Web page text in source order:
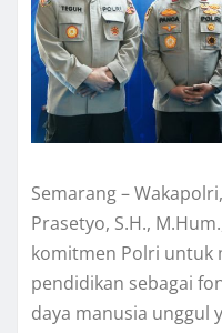
Semarang –
Prasetyo, S.H.,
komitmen Polri untuk
pendidikan sebagai
daya manusia unggul